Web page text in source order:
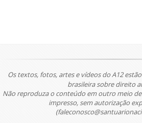
Os textos, fotos, artes e vídeos do A12
brasileira sobre direito
Não reproduza o conteúdo em outro meio
impresso, sem autorização